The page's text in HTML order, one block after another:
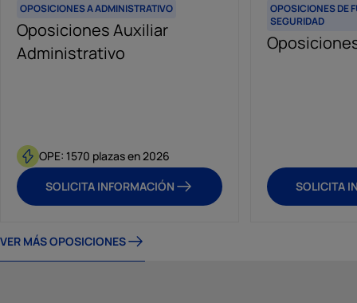
OPOSICIONES A ADMINISTRATIVO
Oposiciones Auxiliar
Administrativo
OPE: 1570 plazas en 2026
SOLICITA INFORMACIÓN
OPOSICIONES DE
SEGURIDAD
SOLICITA
VER MÁS OPOSICIONES